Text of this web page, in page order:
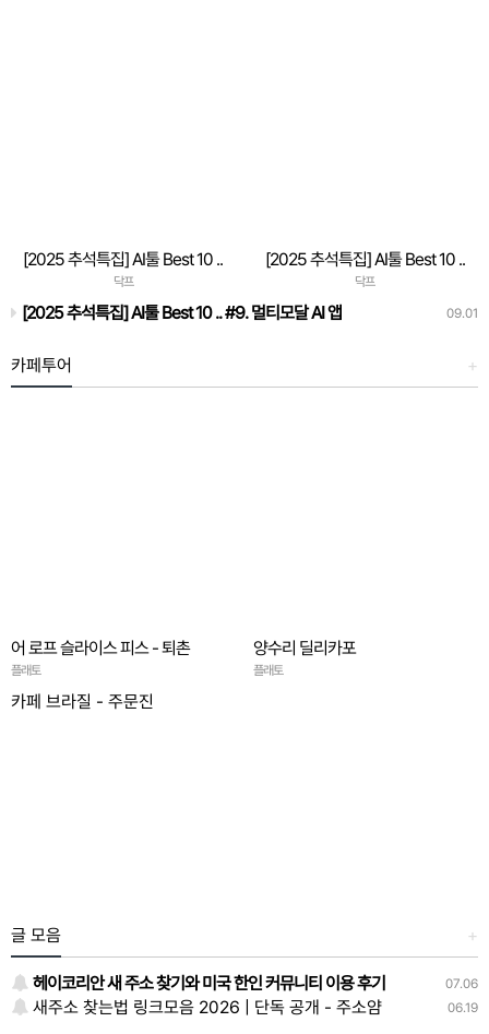
[2025 추석특집] AI툴 Best 10 ..
#5. 비주얼 콘텐츠 자동 생성
닥프
[2025 추석특집] AI툴 Best 10 ..
#6. 이메일 요약/응답 AI
닥프
09.01
[2025 추석특집] AI툴 Best 10 .. #9. 멀티모달 AI 앱
+
카페투어
어 로프 슬라이스 피스 - 퇴촌
플래토
양수리 딜리카포
플래토
카페 브라질 - 주문진
+
글 모음
07.06
헤이코리안 새 주소 찾기와 미국 한인 커뮤니티 이용 후기
06.19
새주소 찾는법 링크모음 2026 | 단독 공개 - 주소얌